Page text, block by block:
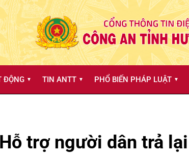
ĐỘNG ▼ TIN ANTT ▼ PHỔ BIẾN PHÁP LUẬT ▼
trợ người dân trả